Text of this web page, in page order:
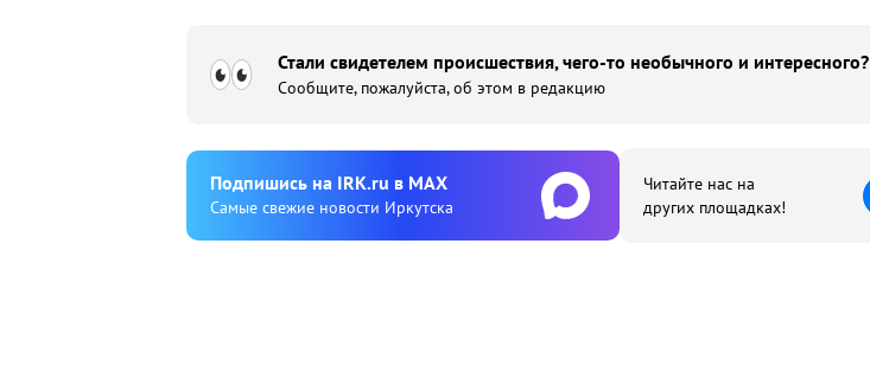
Стали свидетелем происшествия, чего-то необычного и интересного?
Сообщите, пожалуйста, об этом в редакцию
Подпишиcь на IRK.ru в MAX
Cамые свежие новости Иркутска
Читайте нас на
других площадках!